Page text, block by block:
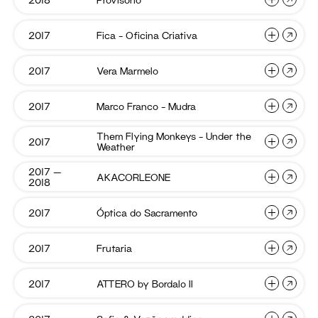
WLFT
Cookoo
The
Jibóia
OOOO
Poente
ET
(2018)
Margarida
Provisório
Provisório
2017 Fica – Oficina Criativa
Fica
–
Criativa
Fica
Oficina
Fica
Oficina
2017 Vera Marmelo
Vera
Vera
Vera
2017 Marco Franco – Mudra
Marco
Franco
Mudra
Marco
–
Mudra
2017
Them Flying Monkeys – Under the
Weather
Them
Flying
–
Under
Them
Monkeys
the
2017 —
2018
AKACORLEONE
AKACORLEONE
2017 Óptica do Sacramento
Óptica
do
Óptica
Sacramento
2017 Frutaria Frutaria
2017 ATTERO by Bordalo II
by
II